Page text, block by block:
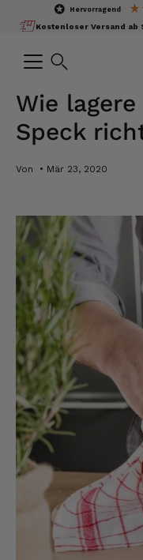
überspringen
Kostenloser Versand ab
hervorragend
Wie
Speck
Von Mär 23, 2020